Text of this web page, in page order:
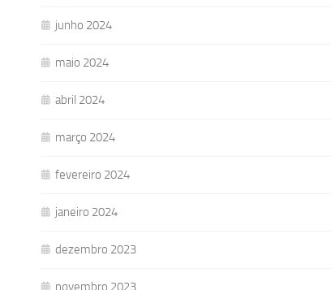
junho 2024
maio 2024
abril 2024
março 2024
fevereiro 2024
janeiro 2024
dezembro 2023
novembro 2023